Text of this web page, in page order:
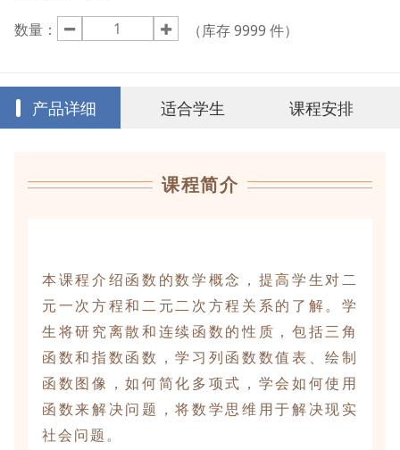
数量： （库存9999 件）
产品详细 适合学生 课程安排
课程简介
本课程介绍函数的数学概念，提高学生对二
元一次方程和二元二次方程关系的了解。学
生将研究离散和连续函数的性质，包括三角
函数和指数函数，学习列函数数值表、绘制
函数图像，如何简化多项式，学会如何使用
函数来解决问题，将数学思维用于解决现实
社会问题。